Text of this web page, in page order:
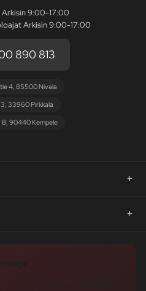
Arkisin 9:00-17:00
Arkisin 9:00-17:00
890 813
4, 85500 Nivala
33960 Pirkkala
B, 90440 Kempele